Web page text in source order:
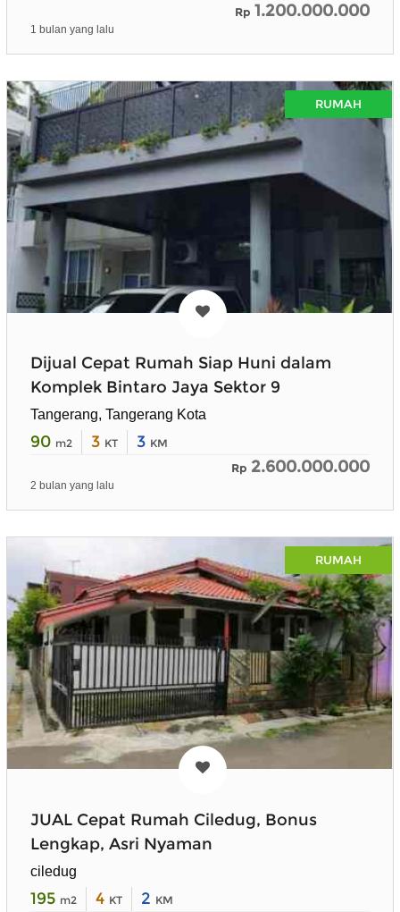
Rp 1.200.000.000
1 bulan yang lalu
RUMAH
Dijual Cepat Rumah Siap Huni dalam
Komplek Bintaro Jaya Sektor 9
Tangerang, Tangerang Kota
90 m2 3 KT 3 KM
Rp 2.600.000.000
2 bulan yang lalu
RUMAH
JUAL Cepat Rumah Ciledug, Bonus
Lengkap, Asri Nyaman
ciledug
195 m2 4 KT 2 KM